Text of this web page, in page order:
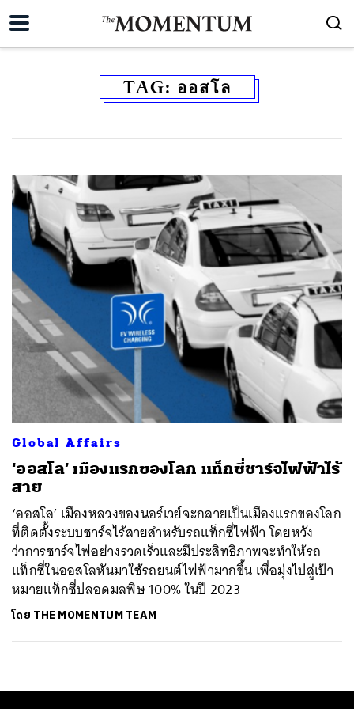
TAG: ออสโล
Global Affairs
‘ออสโล’ เมืองแรกของโลก แท็กซี่ชาร์จไฟฟ้าไร้
สาย
‘ออสโล’ เมืองหลวงของนอร์เวย์จะกลายเป็นเมืองแรกของโลก
ที่ติดตั้งระบบชาร์จไร้สายสำหรับรถแท็กซี่ไฟฟ้า โดยหวัง
ว่าการชาร์จไฟอย่างรวดเร็วและมีประสิทธิภาพจะทำให้รถ
แท็กซี่ในออสโลหันมาใช้รถยนต์ไฟฟ้ามากขึ้น เพื่อมุ่งไปสู่เป้า
หมายแท็กซี่ปลอดมลพิษ 100% ในปี 2023
โดย THE MOMENTUM TEAM
SHARE TWEET LINE EMAIL